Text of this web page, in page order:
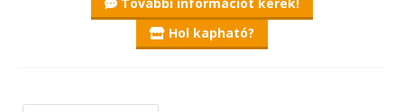
Hol kapható?